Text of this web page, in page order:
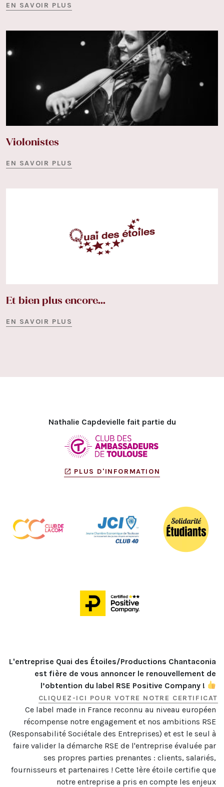
EN SAVOIR PLUS
Violonistes
EN SAVOIR PLUS
Et bien plus encore...
EN SAVOIR PLUS
Nathalie Capdevielle fait partie du
PLUS D'INFORMATION
L'entreprise Quai des Étoiles/Productions Chantaconia
est fière de vous annoncer le renouvellement de
l’obtention du label RSE Positive Company !
CLIQUEZ-ICI POUR VOTRE NOTRE CERTIFICAT
Ce label made in France reconnu au niveau européen
récompense notre engagement et nos ambitions RSE
(Responsabilité Sociétale des Entreprises) et est le seul à
faire valider la démarche RSE de l'entreprise évaluée par
ses propres parties prenantes : clients, salariés,
fournisseurs et partenaires ! Cette 1ère étoile certifie que
notre entreprise a pris en compte les enjeux